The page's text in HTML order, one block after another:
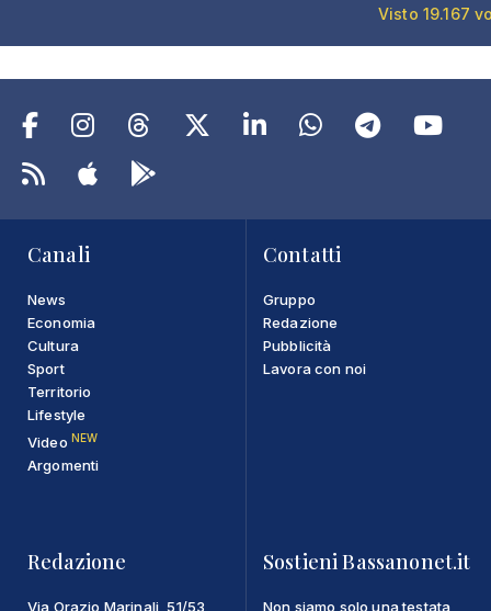
Visto 19.167
Canali
News
Economia
Cultura
Sport
Territorio
Lifestyle
Video NEW
Argomenti
Contatti
Gruppo
Redazione
Pubblicità
Lavora con noi
Redazione
Via Orazio Marinali, 51/53
Sostieni Bassanonet.it
Non siamo solo una testata,